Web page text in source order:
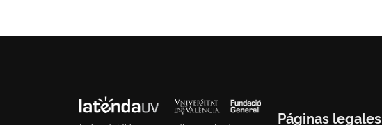
Páginas legales